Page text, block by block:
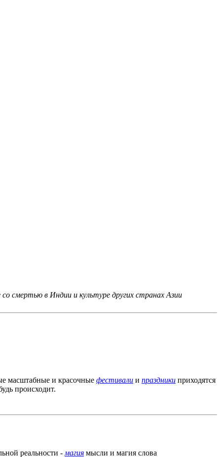
смертью в Индии и культуре других странах Азии
масштабные и красочные фестивали и праздники приходятся
происходит.
реальности - магия мысли и магия слова